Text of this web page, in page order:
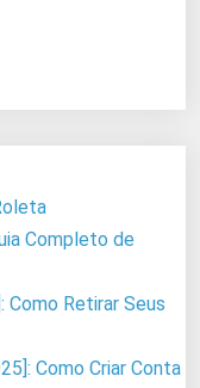
Completo de
Como Retirar Seus
Como Criar Conta